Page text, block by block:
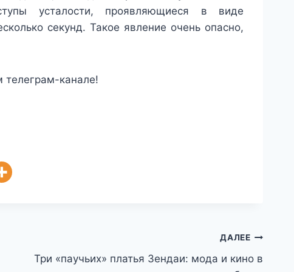
усталости, проявляющиеся в виде
секунд. Такое явление очень опасно,
канале!
ДАЛЕЕ
Три «паучьих» платья Зендаи: мода и кино в